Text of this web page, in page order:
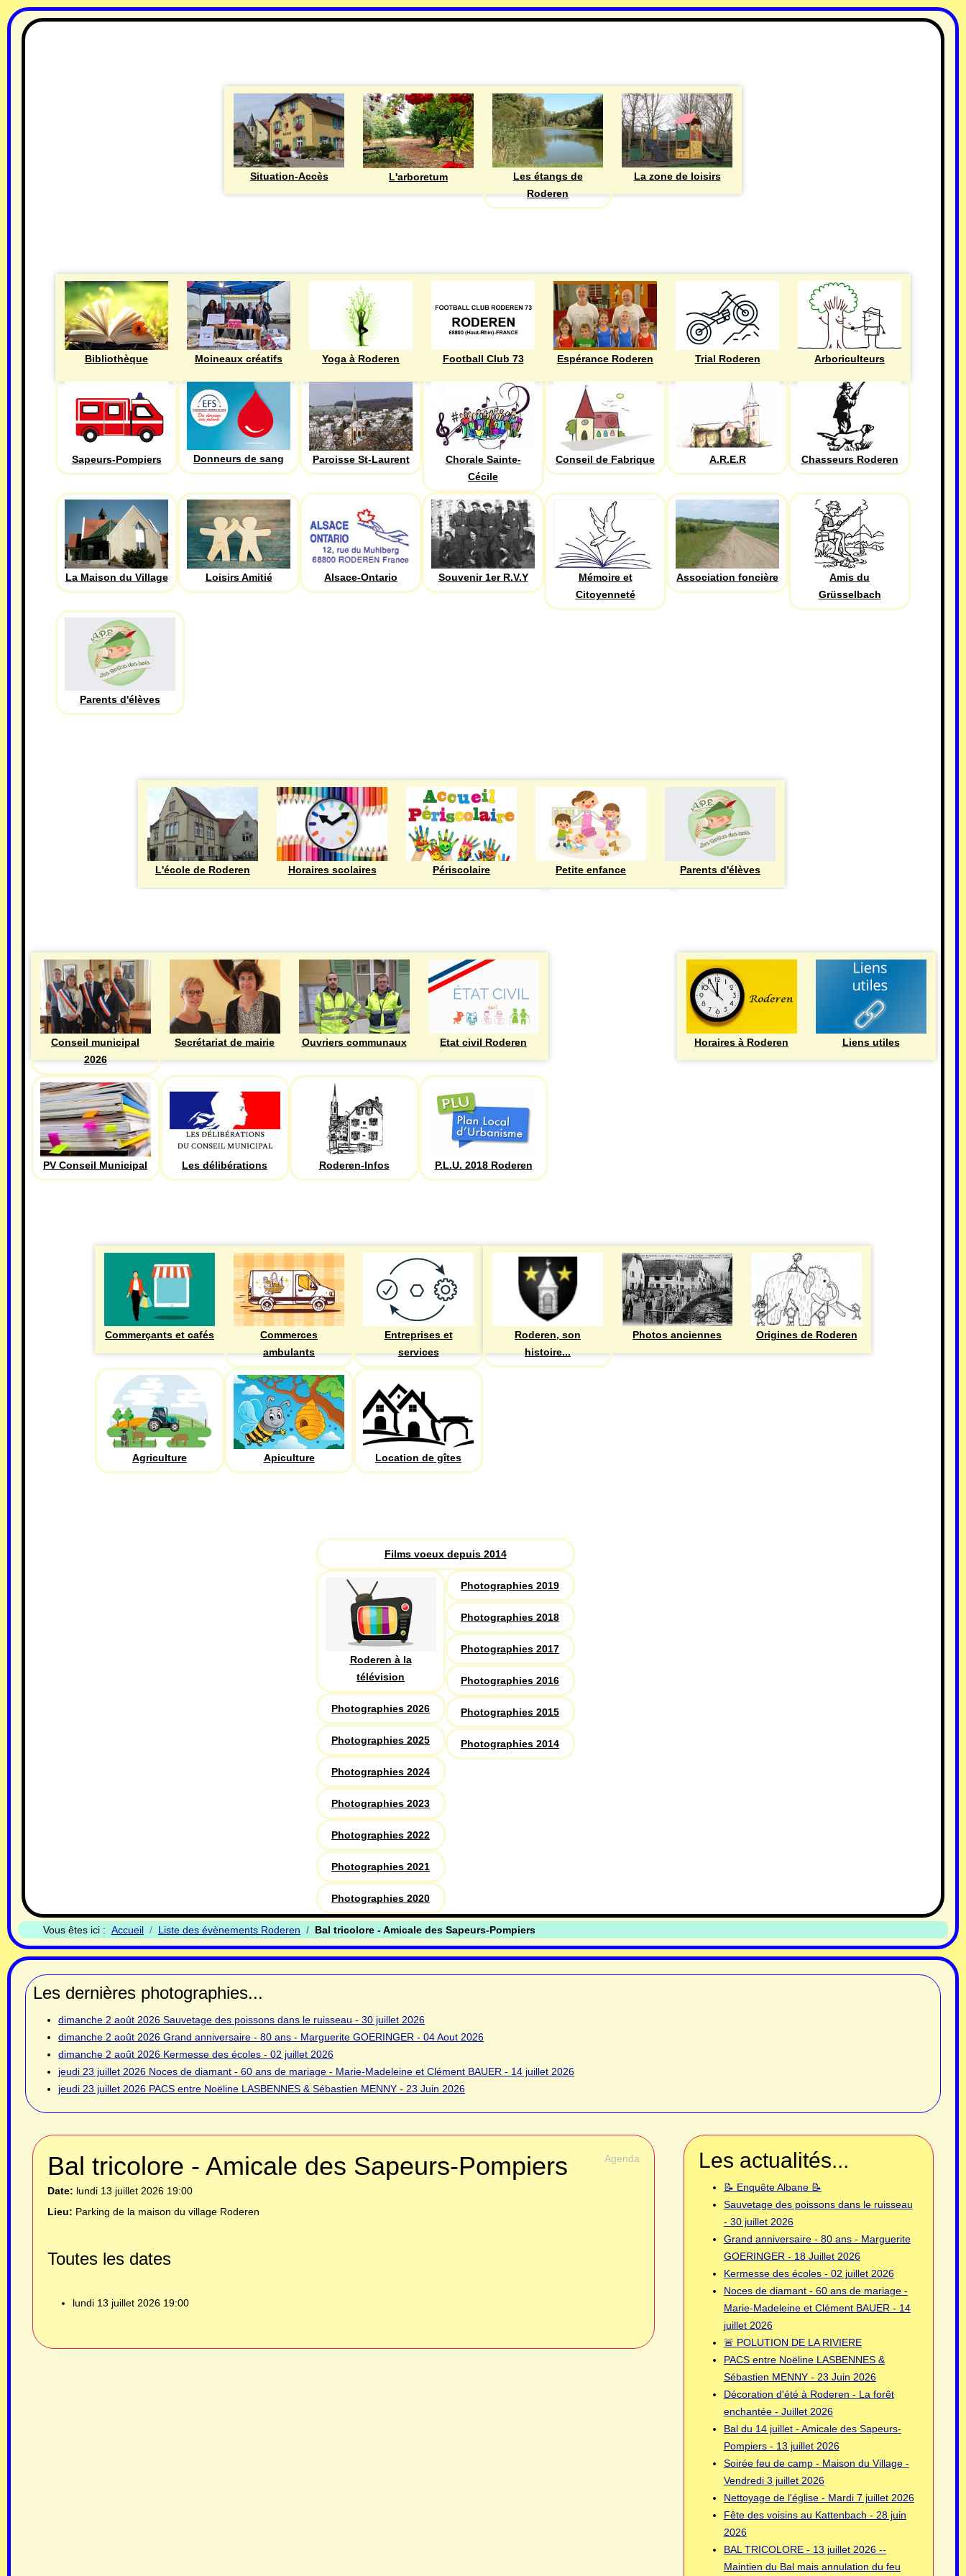
Situation-Accès L'arboretum
Les étangs de
Roderen
La zone de loisirs
Bibliothèque Moineaux créatifs Yoga à Roderen Football Club 73 Espérance Roderen Trial Roderen Arboriculteurs
Sapeurs-Pompiers Donneurs de sang Paroisse St-Laurent
Chorale Sainte-
Cécile
Conseil de Fabrique A.R.E.R Chasseurs Roderen
La Maison du Village Loisirs Amitié Alsace-Ontario Souvenir 1er R.V.Y
Mémoire et
Citoyenneté
Association foncière
Amis du
Grüsselbach
Parents d'élèves
L'école de Roderen Horaires scolaires Périscolaire Petite enfance Parents d'élèves
Conseil municipal
2026
Secrétariat de mairie Ouvriers communaux Etat civil Roderen
PV Conseil Municipal Les délibérations Roderen-Infos P.L.U. 2018 Roderen
Horaires à Roderen Liens utiles
Commerçants et cafés
Commerces
ambulants
Entreprises et
services
Agriculture Apiculture Location de gîtes
Roderen, son
histoire...
Photos anciennes Origines de Roderen
Films voeux depuis 2014
Roderen à la
télévision
Photographies 2026
Photographies 2025
Photographies 2024
Photographies 2023
Photographies 2022
Photographies 2021
Photographies 2020
Photographies 2019
Photographies 2018
Photographies 2017
Photographies 2016
Photographies 2015
Photographies 2014
Vous êtes ici : Accueil Liste des évènements Roderen Bal tricolore - Amicale des Sapeurs-Pompiers
Les dernières photographies...
dimanche 2 août 2026 Sauvetage des poissons dans le ruisseau - 30 juillet 2026
dimanche 2 août 2026 Grand anniversaire - 80 ans - Marguerite GOERINGER - 04 Aout 2026
dimanche 2 août 2026 Kermesse des écoles - 02 juillet 2026
jeudi 23 juillet 2026 Noces de diamant - 60 ans de mariage - Marie-Madeleine et Clément BAUER - 14 juillet 2026
jeudi 23 juillet 2026 PACS entre Noëline LASBENNES & Sébastien MENNY - 23 Juin 2026
Bal tricolore - Amicale des Sapeurs-Pompiers Agenda
Date: lundi 13 juillet 2026 19:00
Lieu: Parking de la maison du village Roderen
Toutes les dates
lundi 13 juillet 2026 19:00
Les actualités...
📝 Enquête Albane 📝
Sauvetage des poissons dans le ruisseau
- 30 juillet 2026
Grand anniversaire - 80 ans - Marguerite
GOERINGER - 18 Juillet 2026
Kermesse des écoles - 02 juillet 2026
Noces de diamant - 60 ans de mariage -
Marie-Madeleine et Clément BAUER - 14
juillet 2026
🚨 POLUTION DE LA RIVIERE
PACS entre Noëline LASBENNES &
Sébastien MENNY - 23 Juin 2026
Décoration d'été à Roderen - La forêt
enchantée - Juillet 2026
Bal du 14 juillet - Amicale des Sapeurs-
Pompiers - 13 juillet 2026
Soirée feu de camp - Maison du Village -
Vendredi 3 juillet 2026
Nettoyage de l'église - Mardi 7 juillet 2026
Fête des voisins au Kattenbach - 28 juin
2026
BAL TRICOLORE - 13 juillet 2026 --
Maintien du Bal mais annulation du feu